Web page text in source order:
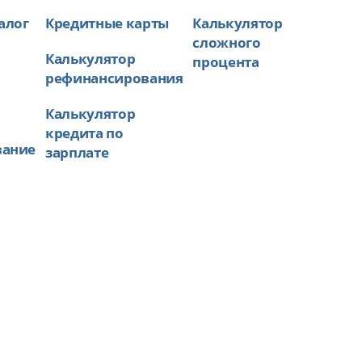
Кредитные карты
Калькулятор
рефинансирования
Калькулятор
кредита по
зарплате
Калькулятор
сложного
процента